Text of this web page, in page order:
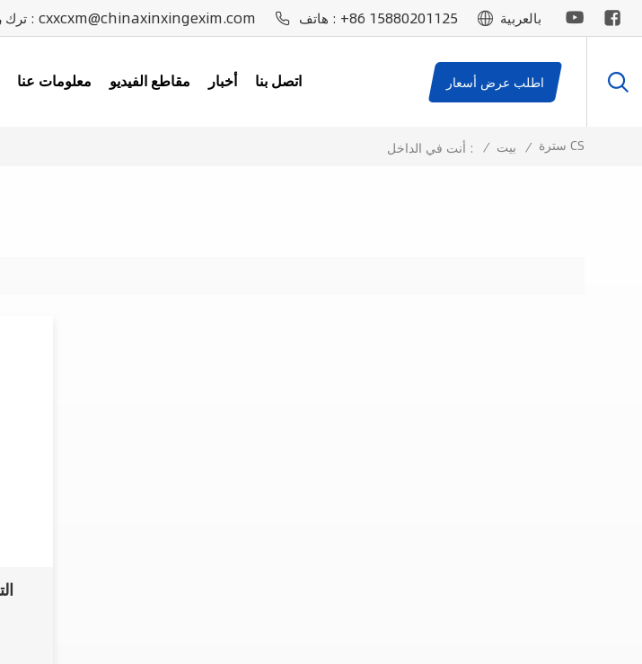
ترك رسالة : cxxcxm@chinaxinxingexim.com هاتف : +86 15880201125 بالعربية
معلومات عنا مقاطع الفيديو أخبار اتصل بنا اطلب عرض أسعار
أنت في الداخل : / بيت / سترة CS